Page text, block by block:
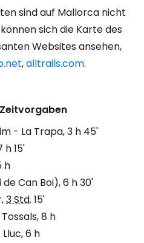
sind auf Mallorca nicht
sich die Karte des
Websites ansehen,
,alltrails.com.
- La Trapa, 3 h 45'
h 15'
h
Can Boi), 6 h 30'
3 Std. 15'
8 h
6 h